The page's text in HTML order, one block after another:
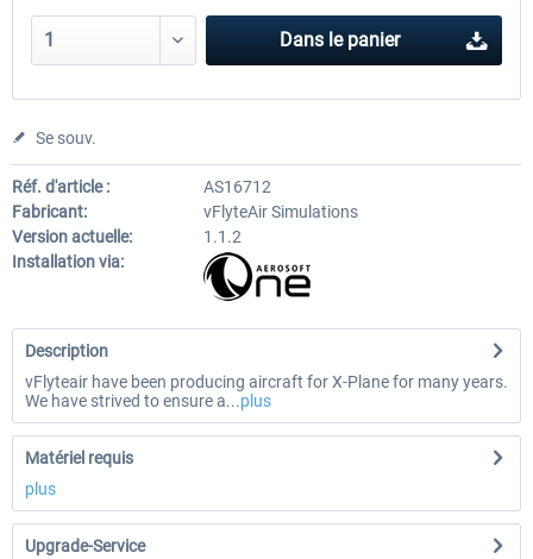
Dans le panier
Se souv.
Réf. d'article :
AS16712
Fabricant:
vFlyteAir Simulations
Version actuelle:
1.1.2
Installation via:
Description
vFlyteair have been producing aircraft for X-Plane for many years.
We have strived to ensure a...plus
Matériel requis
plus
Upgrade-Service